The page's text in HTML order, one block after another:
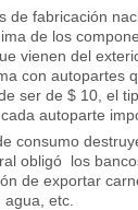
de fabricación
de los
vienen del
con autopartes
ser de $ 10, el
autoparte
consumo
obligó los
de exportar
etc.